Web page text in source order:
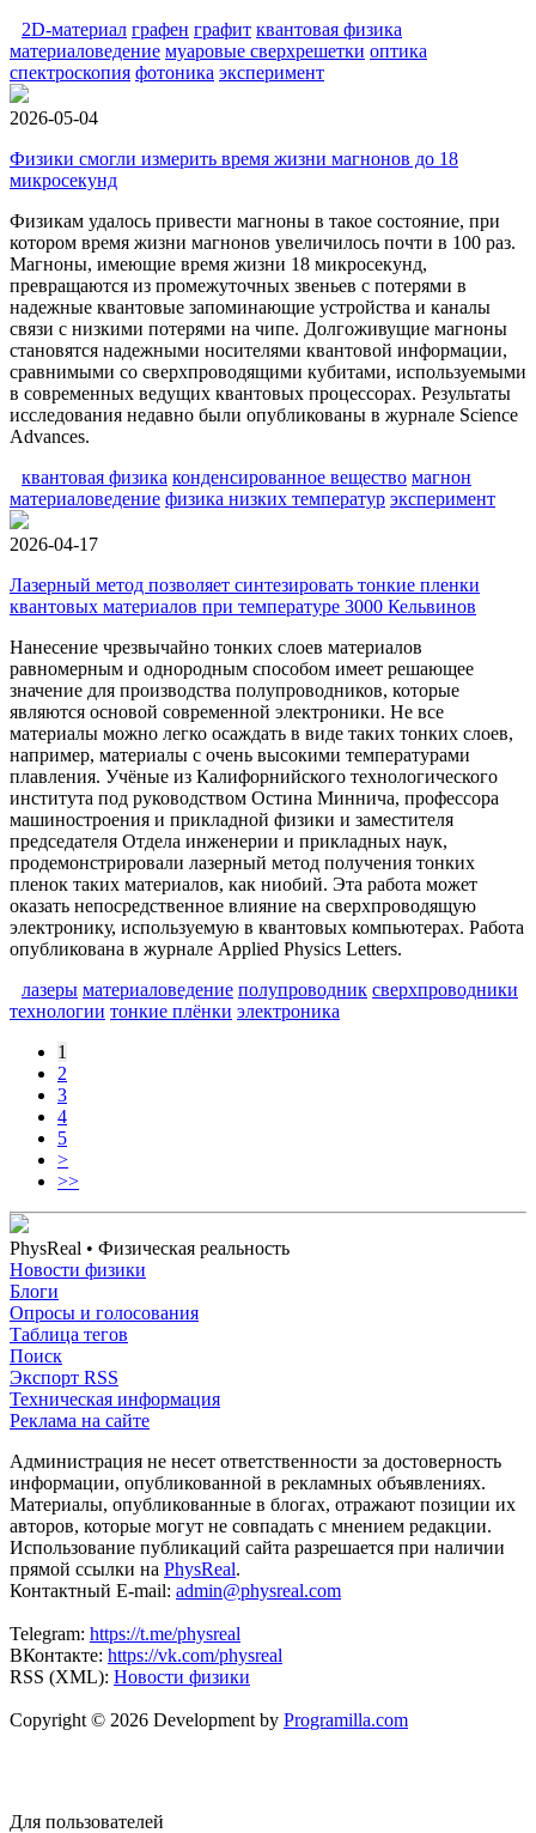
2D-материал графен графит квантовая физика
материаловедение муаровые сверхрешетки оптика
спектроскопия фотоника эксперимент
2026-05-04
Физики смогли измерить время жизни магнонов до 18
микросекунд
Физикам удалось привести магноны в такое состояние, при
котором время жизни магнонов увеличилось почти в 100 раз.
Магноны, имеющие время жизни 18 микросекунд,
превращаются из промежуточных звеньев с потерями в
надежные квантовые запоминающие устройства и каналы
связи с низкими потерями на чипе. Долгоживущие магноны
становятся надежными носителями квантовой информации,
сравнимыми со сверхпроводящими кубитами, используемыми
в современных ведущих квантовых процессорах. Результаты
исследования недавно были опубликованы в журнале Science
Advances.
квантовая физика конденсированное вещество магнон
материаловедение физика низких температур эксперимент
2026-04-17
Лазерный метод позволяет синтезировать тонкие пленки
квантовых материалов при температуре 3000 Кельвинов
Нанесение чрезвычайно тонких слоев материалов
равномерным и однородным способом имеет решающее
значение для производства полупроводников, которые
являются основой современной электроники. Не все
материалы можно легко осаждать в виде таких тонких слоев,
например, материалы с очень высокими температурами
плавления. Учёные из Калифорнийского технологического
института под руководством Остина Миннича, профессора
машиностроения и прикладной физики и заместителя
председателя Отдела инженерии и прикладных наук,
продемонстрировали лазерный метод получения тонких
пленок таких материалов, как ниобий. Эта работа может
оказать непосредственное влияние на сверхпроводящую
электронику, используемую в квантовых компьютерах. Работа
опубликована в журнале Applied Physics Letters.
лазеры материаловедение полупроводник сверхпроводники
технологии тонкие плёнки электроника
1
2
3
4
5
>
>>
PhysReal • Физическая реальность
Новости физики
Блоги
Опросы и голосования
Таблица тегов
Поиск
Экспорт RSS
Техническая информация
Реклама на сайте
Администрация не несет ответственности за достоверность
информации, опубликованной в рекламных объявлениях.
Материалы, опубликованные в блогах, отражают позиции их
авторов, которые могут не совпадать с мнением редакции.
Использование публикаций сайта разрешается при наличии
прямой ссылки на PhysReal.
Контактный E-mail: admin@physreal.com
Telegram: https://t.me/physreal
ВКонтакте: https://vk.com/physreal
RSS (XML): Новости физики
Copyright © 2026 Development by Programilla.com
Для пользователей